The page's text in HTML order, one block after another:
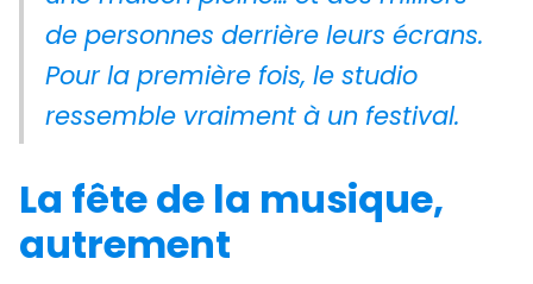
de personnes derrière leurs écrans.
Pour la première fois, le studio
ressemble vraiment à un festival.
La fête de la musique,
autrement